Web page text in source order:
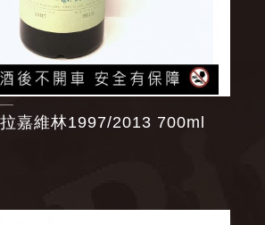
嘉維林1997/2013 700ml